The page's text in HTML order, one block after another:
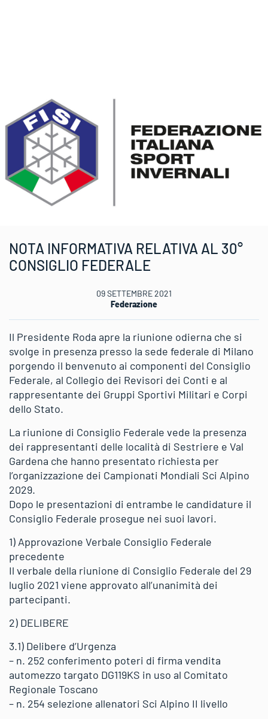
NOTA INFORMATIVA RELATIVA AL 30°
CONSIGLIO FEDERALE
09 SETTEMBRE 2021
Federazione
Il Presidente Roda apre la riunione odierna che si
svolge in presenza presso la sede federale di Milano
porgendo il benvenuto ai componenti del Consiglio
Federale, al Collegio dei Revisori dei Conti e al
rappresentante dei Gruppi Sportivi Militari e Corpi
dello Stato.
La riunione di Consiglio Federale vede la presenza
dei rappresentanti delle località di Sestriere e Val
Gardena che hanno presentato richiesta per
l’organizzazione dei Campionati Mondiali Sci Alpino
2029.
Dopo le presentazioni di entrambe le candidature il
Consiglio Federale prosegue nei suoi lavori.
1) Approvazione Verbale Consiglio Federale
precedente
Il verbale della riunione di Consiglio Federale del 29
luglio 2021 viene approvato all’unanimità dei
partecipanti.
2) DELIBERE
3.1) Delibere d’Urgenza
– n. 252 conferimento poteri di firma vendita
automezzo targato DG119KS in uso al Comitato
Regionale Toscano
– n. 254 selezione allenatori Sci Alpino II livello